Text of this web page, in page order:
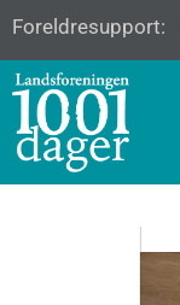
Foreldresupport: